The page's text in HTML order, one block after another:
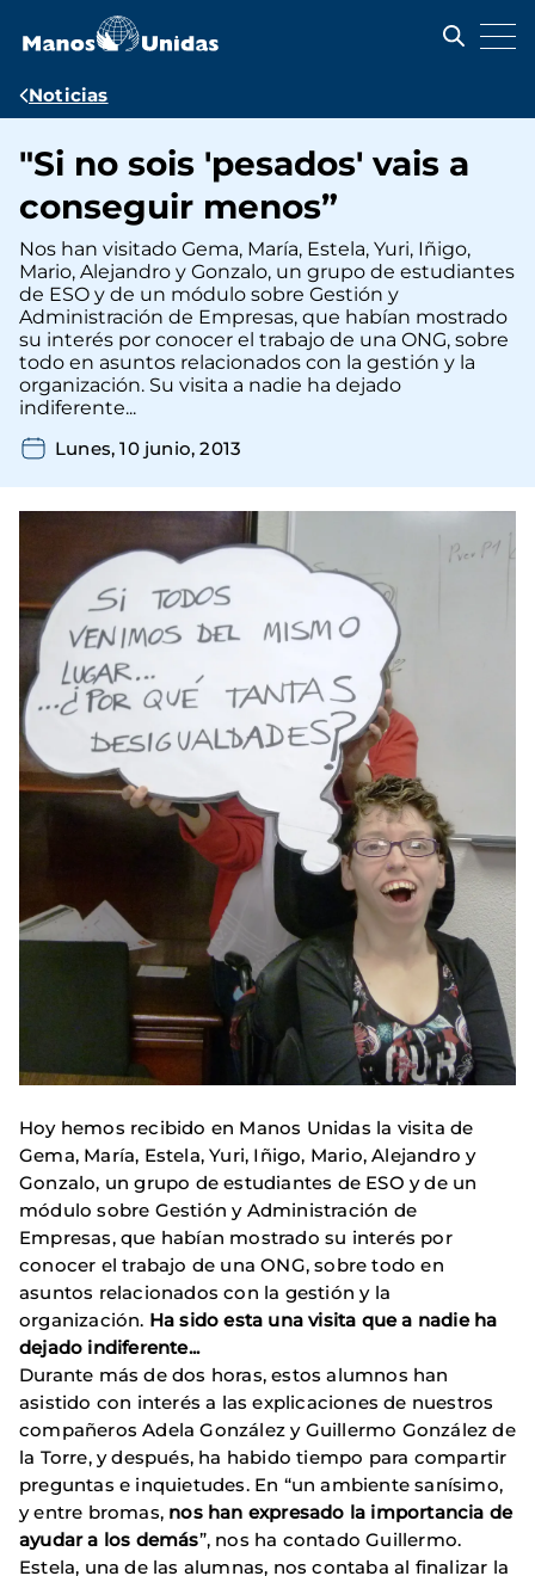
contenido
Ruta
navegación
Noticias
"Si no sois 'pesados' vais a
conseguir menos”
Nos han visitado Gema, María, Estela, Yuri, Iñigo,
Mario, Alejandro y Gonzalo, un grupo de estudiantes
de ESO y de un módulo sobre Gestión y
Administración de Empresas, que habían mostrado
su interés por conocer el trabajo de una ONG, sobre
todo en asuntos relacionados con la gestión y la
organización. Su visita a nadie ha dejado
indiferente...
Lunes, 10 junio, 2013
Hoy hemos recibido en Manos Unidas la visita de
Gema, María, Estela, Yuri, Iñigo, Mario, Alejandro y
Gonzalo, un grupo de estudiantes de ESO y de un
módulo sobre Gestión y Administración de
Empresas, que habían mostrado su interés por
conocer el trabajo de una ONG, sobre todo en
asuntos relacionados con la gestión y la
organización. Ha sido esta una visita que a nadie ha
dejado indiferente...
Durante más de dos horas, estos alumnos han
asistido con interés a las explicaciones de nuestros
compañeros Adela González y Guillermo González de
la Torre, y después, ha habido tiempo para compartir
preguntas e inquietudes. En “un ambiente sanísimo,
y entre bromas, nos han expresado la importancia de
ayudar a los demás”, nos ha contado Guillermo.
Estela, una de las alumnas, nos contaba al finalizar la